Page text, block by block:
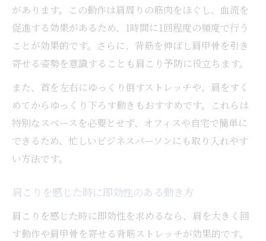
があります。この動作は肩周りの筋肉をほぐし、血流を
促進する効果があるため、1時間に1回程度の頻度で行う
ことが効果的です。さらに、背筋を伸ばし肩甲骨を引き
寄せる姿勢を意識することも肩こり予防に役立ちます。
また、首を左右にゆっくり倒すストレッチや、肩をすく
めてからゆっくり下ろす動きもおすすめです。これらは
特別なスペースを必要とせず、オフィスや自宅で簡単に
できるため、忙しいビジネスパーソンにも取り入れやす
い方法です。
肩こりを感じた時に即効性のある動き方
肩こりを感じた時に即効性を求めるなら、肩を大きく回
す動作や肩甲骨を寄せる背筋ストレッチが効果的です。